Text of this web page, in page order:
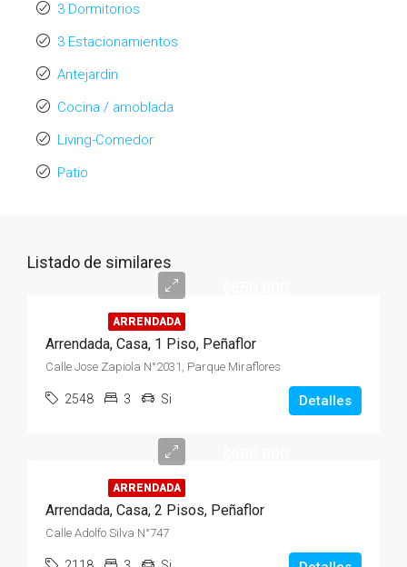
3 Dormitorios
3 Estacionamientos
Antejardin
Cocina / amoblada
Living-Comedor
Patio
Listado de similares
ARRENDADA
Arrendada, Casa, 1 Piso, Peñaflor
Calle Jose Zapiola N°2031, Parque Miraflores
2548 3 Si Detalles
ARRENDADA
Arrendada, Casa, 2 Pisos, Peñaflor
Calle Adolfo Silva N°747